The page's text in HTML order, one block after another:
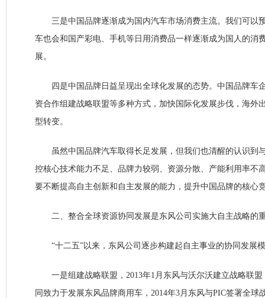
三是中国品牌逐渐成为国内汽车市场消费主流。我们可以
车也会和国产彩电、手机等日用消费品一样逐渐成为国人的消
展。
四是中国品牌日益呈现出全球化发展的态势。中国品牌车
资合作组建战略联盟等多种方式，加快国际化发展步伐，海外
型转变。
虽然中国品牌汽车取得长足发展，但我们也清醒的认识到
控核心技术能力不足、品牌力较弱、资源分散、产能利用率不
要不断提高自主创新和自主发展的能力，提升中国品牌的核心
二、整合全球资源协同发展是东风公司实施大自主战略的
“十二五”以来，东风公司逐步构建起自主事业的协同发展
一是组建战略联盟，2013年1月东风与沃尔沃建立战略联盟
同致力于发展东风品牌商用车，2014年3月东风与PIC签署全球